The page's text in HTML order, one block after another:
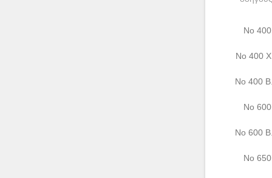
Νο 400
Νο 400
Νο 400
Νο 600
Νο 600
Νο 650